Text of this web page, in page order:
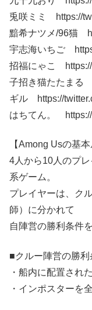
兎咲ミミ https://
黯希ナツメ/96猫
宇志海いちご
招福にゃこ https://
子招き猫たたまる
ギル https://
はちてん。
【Among Usの基本
4人から10人のプ
系ゲーム。
プレイヤーは、ク
師）に分かれて
自陣営の勝利条件
■クルー陣営の勝利
・船内に配置され
・インポスターを